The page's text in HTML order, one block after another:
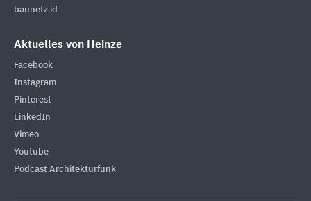
baunetz id
Aktuelles von Heinze
Facebook
Instagram
Pinterest
LinkedIn
Vimeo
Youtube
Podcast Architekturfunk